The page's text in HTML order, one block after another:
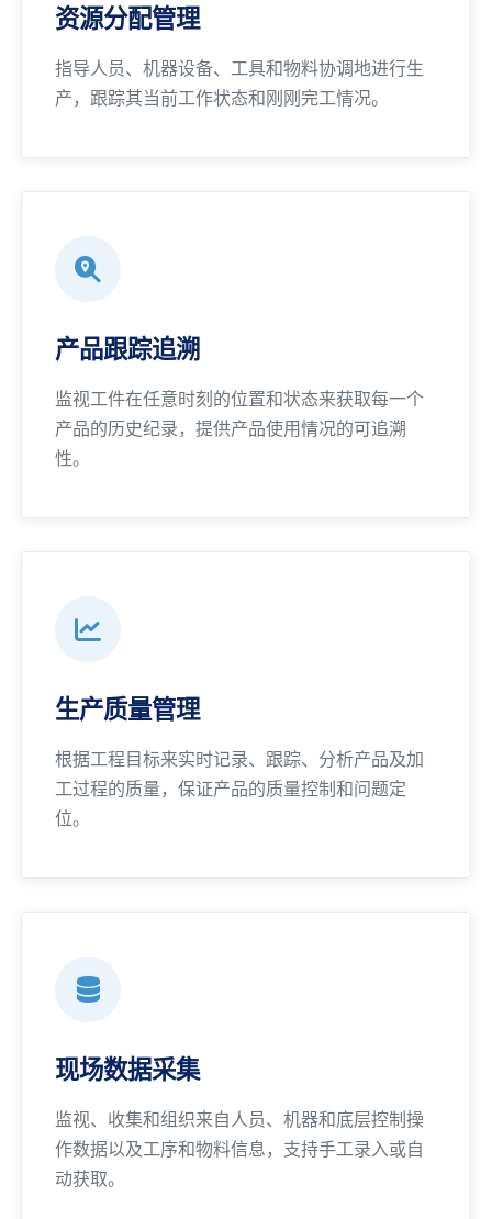
资源分配管理
指导人员、机器设备、工具和物料协调地进行生
产，跟踪其当前工作状态和刚刚完工情况。
产品跟踪追溯
监视工件在任意时刻的位置和状态来获取每一个
产品的历史纪录，提供产品使用情况的可追溯
性。
生产质量管理
根据工程目标来实时记录、跟踪、分析产品及加
工过程的质量，保证产品的质量控制和问题定
位。
现场数据采集
监视、收集和组织来自人员、机器和底层控制操
作数据以及工序和物料信息，支持手工录入或自
动获取。